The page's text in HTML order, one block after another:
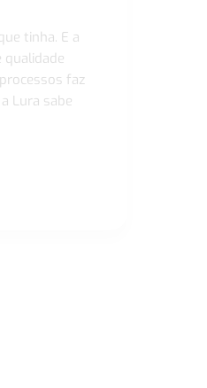
tinha. E a
qualidade
faz
Lura sabe